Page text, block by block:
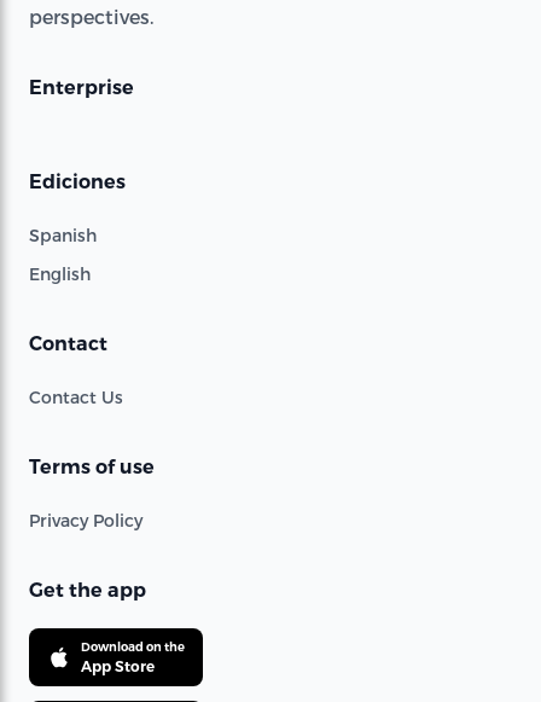
perspectives.
Enterprise
Ediciones
Spanish
English
Contact
Contact Us
Terms of use
Privacy Policy
Get the app
Download on the
App Store